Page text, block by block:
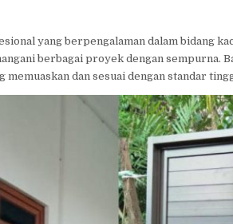
yang berpengalaman dalam bidang
berbagai proyek dengan sempurna.
dan sesuai dengan standar